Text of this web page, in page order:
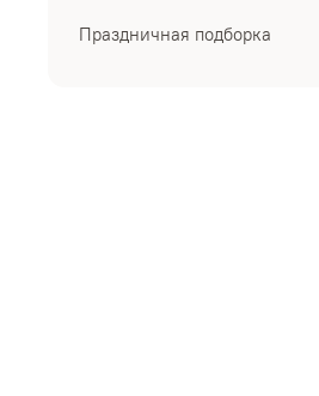
Праздничная подборка